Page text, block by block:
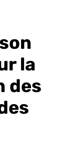
la
des